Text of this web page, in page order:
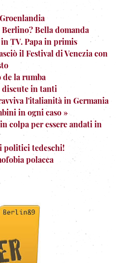
Bella domanda
TV. Papa in primis
il Festival di Venezia con
la rumba
discute in tanti
l'italianità in Germania
in ogni caso »
colpa per essere andati in
politici tedeschi!
polacca